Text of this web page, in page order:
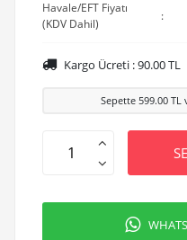
Havale/EFT Fiyatı
(KDV Dahil)
:
Kargo Ücreti :90.00TL
Sepette 599.00TL